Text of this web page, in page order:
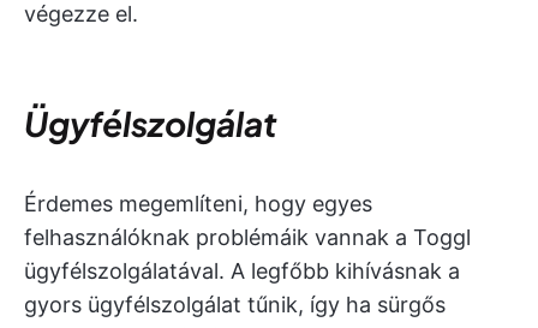
végezze el.
Ügyfélszolgálat
Érdemes megemlíteni, hogy egyes
felhasználóknak problémáik vannak a Toggl
ügyfélszolgálatával. A legfőbb kihívásnak a
gyors ügyfélszolgálat tűnik, így ha sürgős